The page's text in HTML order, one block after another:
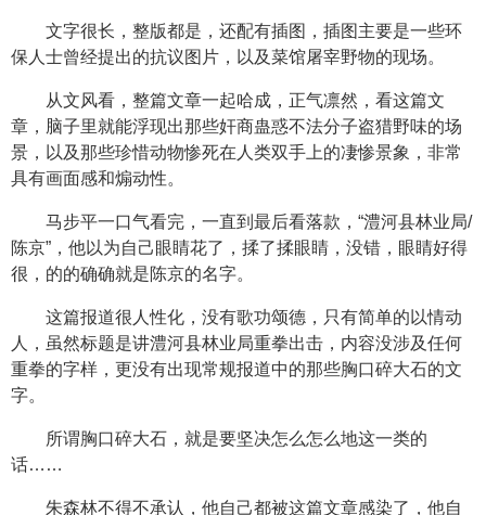
文字很长，整版都是，还配有插图，插图主要是一些环
保人士曾经提出的抗议图片，以及菜馆屠宰野物的现场。
从文风看，整篇文章一起哈成，正气凛然，看这篇文
章，脑子里就能浮现出那些奸商蛊惑不法分子盗猎野味的场
景，以及那些珍惜动物惨死在人类双手上的凄惨景象，非常
具有画面感和煽动性。
马步平一口气看完，一直到最后看落款，“澧河县林业局/
陈京”，他以为自己眼睛花了，揉了揉眼睛，没错，眼睛好得
很，的的确确就是陈京的名字。
这篇报道很人性化，没有歌功颂德，只有简单的以情动
人，虽然标题是讲澧河县林业局重拳出击，内容没涉及任何
重拳的字样，更没有出现常规报道中的那些胸口碎大石的文
字。
所谓胸口碎大石，就是要坚决怎么怎么地这一类的
话……
朱森林不得不承认，他自己都被这篇文章感染了，他自